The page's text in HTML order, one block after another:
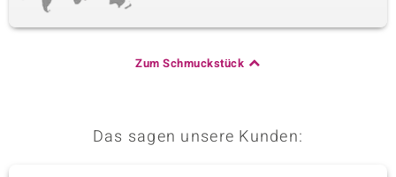
Zum Schmuckstück
Das sagen unsere Kunden: